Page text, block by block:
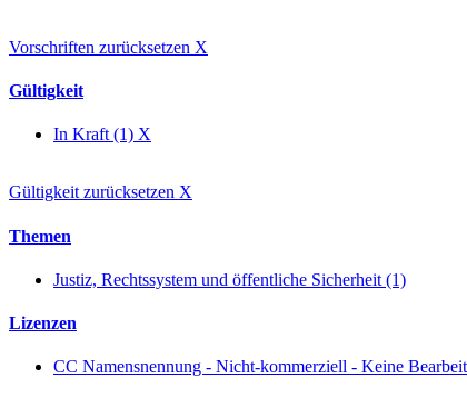
Vorschriften zurücksetzen X
Gültigkeit
In Kraft (1) X
Gültigkeit zurücksetzen X
Themen
Justiz, Rechtssystem und öffentliche Sicherheit (1)
Lizenzen
CC Namensnennung - Nicht-kommerziell - Keine